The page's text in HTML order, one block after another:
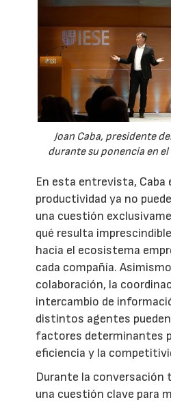
Joan Caba, presidente
durante su ponencia en
En esta entrevista, Caba
productividad ya no
una cuestión
qué resulta
hacia el ecosistema
cada compañía.
colaboración, la
intercambio de
distintos agentes
factores determinantes
eficiencia y la
Durante la conversación
una cuestión clave para